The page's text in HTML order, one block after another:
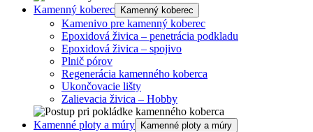
Kamenný koberec Kamenný koberec
Kamenivo pre kamenný koberec
Epoxidová živica – penetrácia podkladu
Epoxidová živica – spojivo
Plnič pórov
Regenerácia kamenného koberca
Ukončovacie lišty
Zalievacia živica – Hobby
Kamenné ploty a múry Kamenné ploty a múry